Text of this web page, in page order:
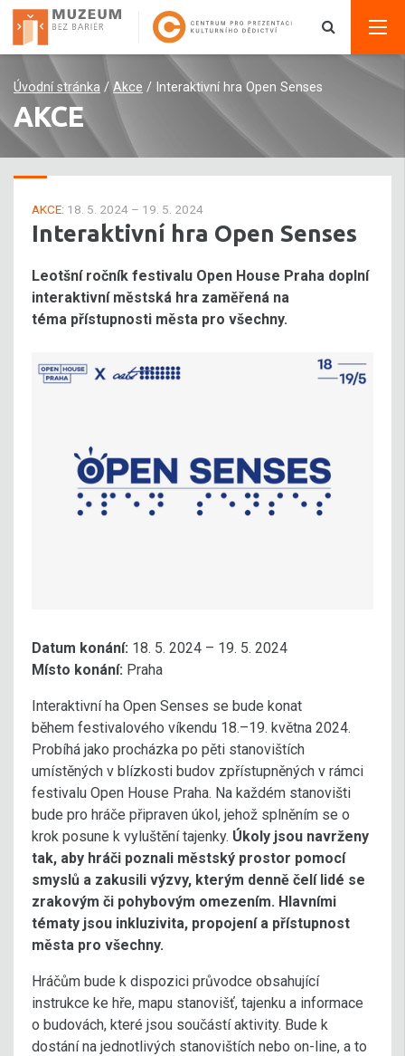
Úvodní stránka / Akce / Interaktivní hra Open Senses
AKCE
AKCE: 18. 5. 2024 – 19. 5. 2024
Interaktivní hra Open Senses
Leotšní ročník festivalu Open House Praha doplní
interaktivní městská hra zaměřená na
téma přístupnosti města pro všechny.
Datum konání: 18. 5. 2024 – 19. 5. 2024
Místo konání: Praha
Interaktivní ha Open Senses se bude konat
během festivalového víkendu 18.–19. května 2024.
Probíhá jako procházka po pěti stanovištích
umístěných v blízkosti budov zpřístupněných v rámci
festivalu Open House Praha. Na každém stanovišti
bude pro hráče připraven úkol, jehož splněním se o
krok posune k vyluštění tajenky. Úkoly jsou navrženy
tak, aby hráči poznali městský prostor pomocí
smyslů a zakusili výzvy, kterým denně čelí lidé se
zrakovým či pohybovým omezením. Hlavními
tématy jsou inkluzivita, propojení a přístupnost
města pro všechny.
Hráčům bude k dispozici průvodce obsahující
instrukce ke hře, mapu stanovišť, tajenku a informace
o budovách, které jsou součástí aktivity. Bude k
dostání na jednotlivých stanovištích nebo on-line, a to